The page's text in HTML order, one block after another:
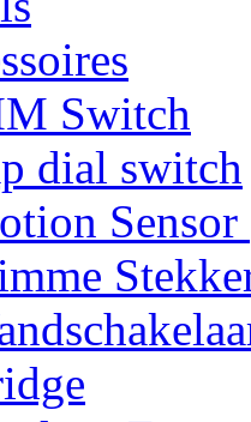
Switch
dial switch
Sensor